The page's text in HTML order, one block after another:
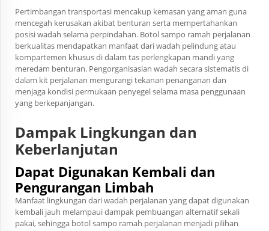
Pertimbangan transportasi mencakup kemasan yang aman guna
mencegah kerusakan akibat benturan serta mempertahankan
posisi wadah selama perpindahan. Botol sampo ramah perjalanan
berkualitas mendapatkan manfaat dari wadah pelindung atau
kompartemen khusus di dalam tas perlengkapan mandi yang
meredam benturan. Pengorganisasian wadah secara sistematis di
dalam kit perjalanan mengurangi tekanan penanganan dan
menjaga kondisi permukaan penyegel selama masa penggunaan
yang berkepanjangan.
Dampak Lingkungan dan
Keberlanjutan
Dapat Digunakan Kembali dan
Pengurangan Limbah
Manfaat lingkungan dari wadah perjalanan yang dapat digunakan
kembali jauh melampaui dampak pembuangan alternatif sekali
pakai, sehingga botol sampo ramah perjalanan menjadi pilihan